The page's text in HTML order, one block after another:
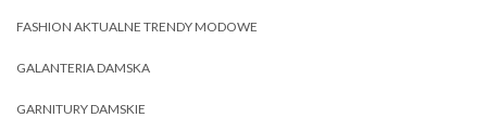
FASHION AKTUALNE TRENDY MODOWE
GALANTERIA DAMSKA
GARNITURY DAMSKIE